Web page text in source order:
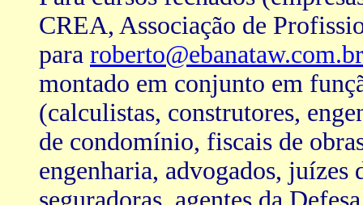
CREA, Associação de
para roberto@ebanataw.com.br
montado em conjunto em
(calculistas, construtores,
de condomínio, fiscais de
engenharia, advogados,